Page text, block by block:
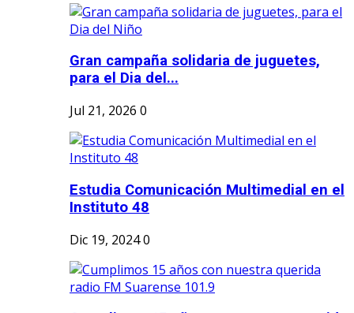
Gran campaña solidaria de juguetes,
para el Dia del...
Jul 21, 2026 0
Estudia Comunicación Multimedial en el
Instituto 48
Dic 19, 20240